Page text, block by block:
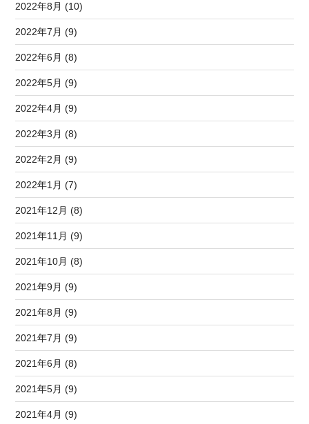
2022年8月 (10)
2022年7月 (9)
2022年6月 (8)
2022年5月 (9)
2022年4月 (9)
2022年3月 (8)
2022年2月 (9)
2022年1月 (7)
2021年12月 (8)
2021年11月 (9)
2021年10月 (8)
2021年9月 (9)
2021年8月 (9)
2021年7月 (9)
2021年6月 (8)
2021年5月 (9)
2021年4月 (9)